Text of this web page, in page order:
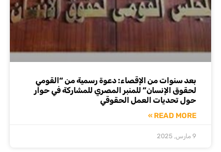
بعد سنوات من الإقصاء: دعوة رسمية من “القومي
لحقوق الإنسان” للمنبر المصري للمشاركة في حوار
حول تحديات العمل الحقوقي
READ MORE »
9 مارس, 2025